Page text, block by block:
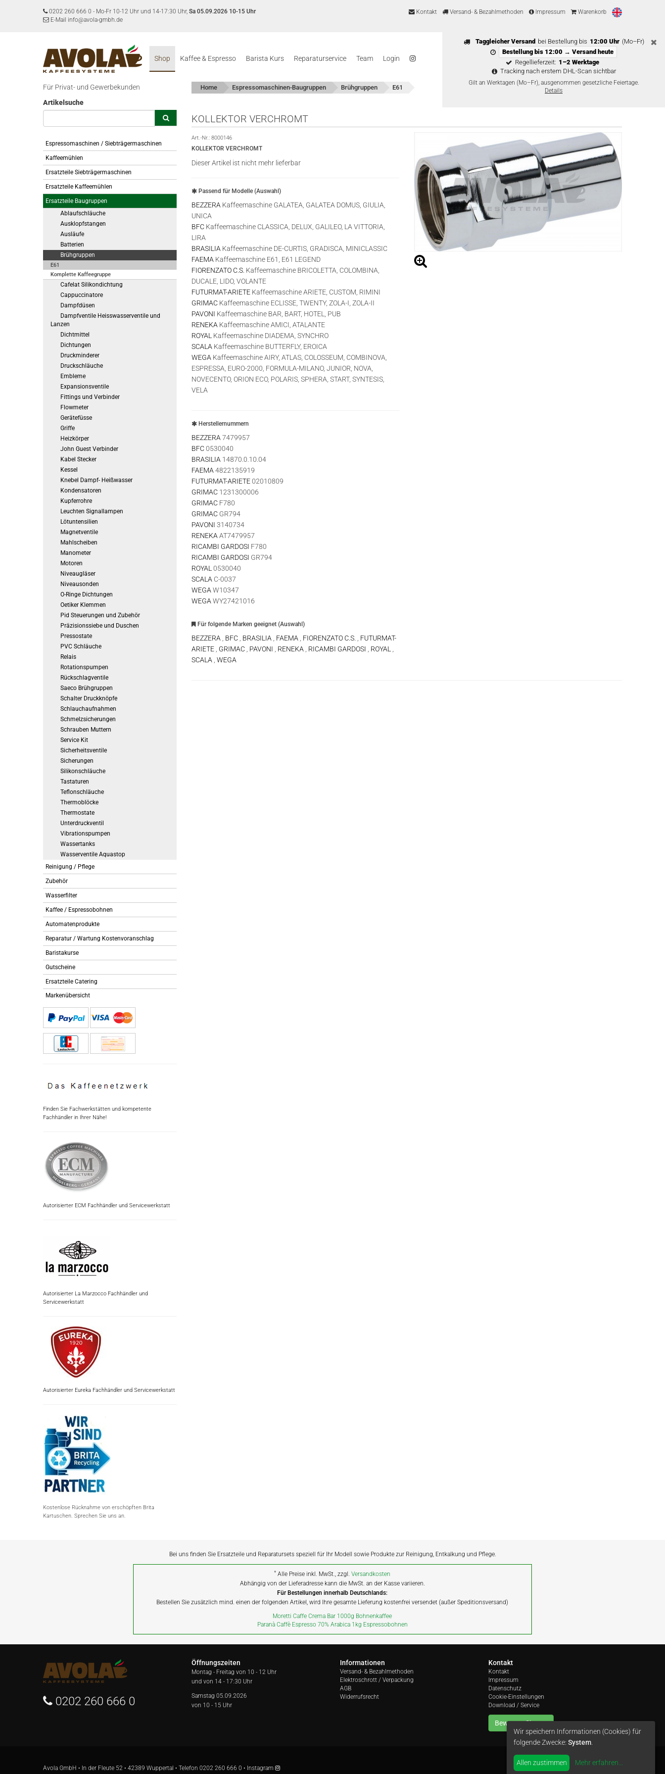
0202 260 666 0 - Mo-Fr 10-12 Uhr und 14-17:30 Uhr, Sa 05.09.2026 10-15 Uhr
E-Mail info@avola-gmbh.de
Kontakt Versand- & Bezahlmethoden Impressum Warenkorb
Taggleicher Versand bei Bestellung bis 12:00 Uhr (Mo–Fr)
Bestellung bis 12:00 → Versand heute
Regellieferzeit: 1–2 Werktage
Tracking nach erstem DHL-Scan sichtbar
Gilt an Werktagen (Mo–Fr), ausgenommen gesetzliche Feiertage.
Details
Shop Kaffee & Espresso Barista Kurs Reparaturservice Team Login
Für Privat- und Gewerbekunden
Artikelsuche
Espressomaschinen / Siebträgermaschinen
Kaffeemühlen
Ersatzteile Siebträgermaschinen
Ersatzteile Kaffeemühlen
Ersatzteile Baugruppen
Ablaufschläuche
Ausklopfstangen
Ausläufe
Batterien
Brühgruppen
E61
Komplette Kaffeegruppe
Cafelat Silikondichtung
Cappuccinatore
Dampfdüsen
Dampfventile Heisswasserventile und
Lanzen
Dichtmittel
Dichtungen
Druckminderer
Druckschläuche
Embleme
Expansionsventile
Fittings und Verbinder
Flowmeter
Gerätefüsse
Griffe
Heizkörper
John Guest Verbinder
Kabel Stecker
Kessel
Knebel Dampf- Heißwasser
Kondensatoren
Kupferrohre
Leuchten Signallampen
Lötuntensilien
Magnetventile
Mahlscheiben
Manometer
Motoren
Niveaugläser
Niveausonden
O-Ringe Dichtungen
Oetiker Klemmen
Pid Steuerungen und Zubehör
Präzisionssiebe und Duschen
Pressostate
PVC Schläuche
Relais
Rotationspumpen
Rückschlagventile
Saeco Brühgruppen
Schalter Druckknöpfe
Schlauchaufnahmen
Schmelzsicherungen
Schrauben Muttern
Service Kit
Sicherheitsventile
Sicherungen
Silikonschläuche
Tastaturen
Teflonschläuche
Thermoblöcke
Thermostate
Unterdruckventil
Vibrationspumpen
Wassertanks
Wasserventile Aquastop
Reinigung / Pflege
Zubehör
Wasserfilter
Kaffee / Espressobohnen
Automatenprodukte
Reparatur / Wartung Kostenvoranschlag
Baristakurse
Gutscheine
Ersatzteile Catering
Markenübersicht
Finden Sie Fachwerkstätten und kompetente
Fachhändler in Ihrer Nähe!
Autorisierter ECM Fachhändler und Servicewerkstatt
Autorisierter La Marzocco Fachhändler und
Servicewerkstatt
Autorisierter Eureka Fachhändler und Servicewerkstatt
Kostenlose Rücknahme von erschöpften Brita
Kartuschen. Sprechen Sie uns an.
Home Espressomaschinen-Baugruppen Brühgruppen E61
KOLLEKTOR VERCHROMT
Art.-Nr.: 8000146
KOLLEKTOR VERCHROMT
Dieser Artikel ist nicht mehr lieferbar
Passend für Modelle (Auswahl)
BEZZERA Kaffeemaschine GALATEA, GALATEA DOMUS, GIULIA,
UNICA
BFC Kaffeemaschine CLASSICA, DELUX, GALILEO, LA VITTORIA,
LIRA
BRASILIA Kaffeemaschine DE-CURTIS, GRADISCA, MINICLASSIC
FAEMA Kaffeemaschine E61, E61 LEGEND
FIORENZATO C.S. Kaffeemaschine BRICOLETTA, COLOMBINA,
DUCALE, LIDO, VOLANTE
FUTURMAT-ARIETE Kaffeemaschine ARIETE, CUSTOM, RIMINI
GRIMAC Kaffeemaschine ECLISSE, TWENTY, ZOLA-I, ZOLA-II
PAVONI Kaffeemaschine BAR, BART, HOTEL, PUB
RENEKA Kaffeemaschine AMICI, ATALANTE
ROYAL Kaffeemaschine DIADEMA, SYNCHRO
SCALA Kaffeemaschine BUTTERFLY, EROICA
WEGA Kaffeemaschine AIRY, ATLAS, COLOSSEUM, COMBINOVA,
ESPRESSA, EURO-2000, FORMULA-MILANO, JUNIOR, NOVA,
NOVECENTO, ORION ECO, POLARIS, SPHERA, START, SYNTESIS,
VELA
Herstellernummern
BEZZERA 7479957
BFC0530040
BRASILIA 14870.0.10.04
FAEMA 4822135919
FUTURMAT-ARIETE02010809
GRIMAC 1231300006
GRIMAC F780
GRIMAC GR794
PAVONI 3140734
RENEKA AT7479957
RICAMBI GARDOSI F780
RICAMBI GARDOSI GR794
ROYAL 0530040
SCALA C-0037
WEGA W10347
WEGA WY27421016
Für folgende Marken geeignet (Auswahl)
BEZZERA BFC BRASILIA FAEMA FIORENZATO C.S.
FUTURMAT-
ARIETE
GRIMAC PAVONI RENEKA RICAMBI GARDOSI ROYAL
SCALA
WEGA
Bei uns finden Sie Ersatzteile und Reparatursets speziell für Ihr Modell sowie Produkte zur Reinigung, Entkalkung und Pflege.
* Alle Preise inkl. MwSt., zzgl.Versandkosten
Abhängig von der Lieferadresse kann die MwSt. an der Kasse variieren.
Für Bestellungen innerhalb Deutschlands:
Bestellen Sie zusätzlich mind. einen der folgenden Artikel, wird Ihre gesamte Lieferung kostenfrei versendet (außer Speditionsversand)
Moretti Caffe Crema Bar 1000g Bohnenkaffee
Paranà Caffè Espresso 70% Arabica 1kg Espressobohnen
0202 260 666 0
Öffnungszeiten
Montag - Freitag von 10 - 12 Uhr
und von 14 - 17:30 Uhr
Samstag 05.09.2026
von 10 - 15 Uhr
Informationen
Versand- & Bezahlmethoden
Elektroschrott / Verpackung
AGB
Widerrufsrecht
Kontakt
Kontakt
Impressum
Datenschutz
Cookie-Einstellungen
Download / Service
Bewerten Sie uns
Avola GmbH • In der Fleute 52 • 42389 Wuppertal • Telefon 0202 260 666 0 • Instagram colimori webentwicklung
Wir speichern Informationen (Cookies) für
folgende Zwecke: System
Allen zustimmen Mehr erfahren...